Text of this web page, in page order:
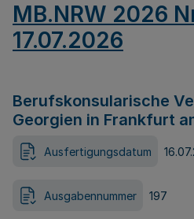
MB.NRW 2026
17.07.2026
Berufskonsularische
Georgien in Frankfurt
Ausfertigungsdatum
Ausgabennummer 197